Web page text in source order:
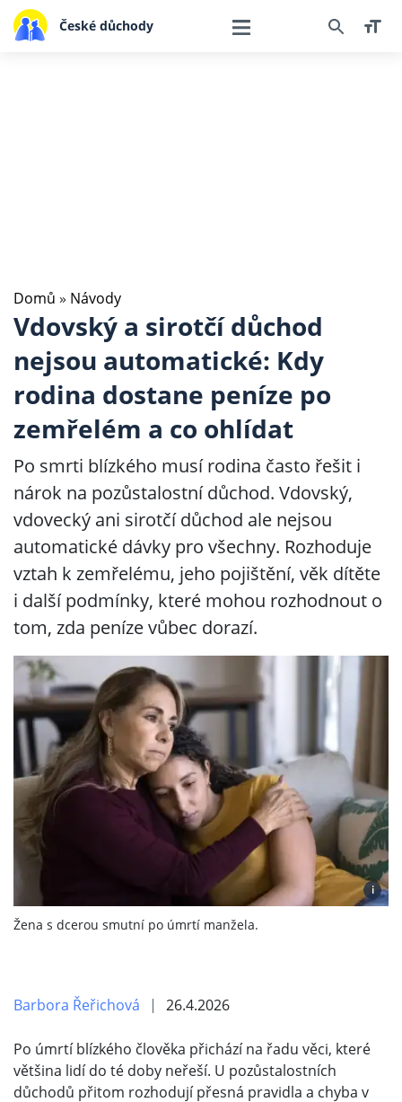
České důchody
Domů » Návody
Vdovský a sirotčí důchod
nejsou automatické: Kdy
rodina dostane peníze po
zemřelém a co ohlídat
Po smrti blízkého musí rodina často řešit i
nárok na pozůstalostní důchod. Vdovský,
vdovecký ani sirotčí důchod ale nejsou
automatické dávky pro všechny. Rozhoduje
vztah k zemřelému, jeho pojištění, věk dítěte
i další podmínky, které mohou rozhodnout o
tom, zda peníze vůbec dorazí.
i
Žena s dcerou smutní po úmrtí manžela.
Barbora Řeřichová 26.4.2026
Po úmrtí blízkého člověka přichází na řadu věci, které
většina lidí do té doby neřeší. U pozůstalostních
důchodů přitom rozhodují přesná pravidla a chyba v